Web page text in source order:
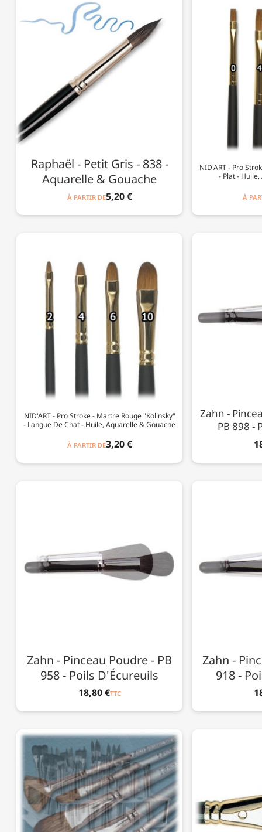
Raphaël - Petit Gris - 838 -
Aquarelle & Gouache
À PARTIR DE5,20 €
NID'ART - Pro
- Plat -
À
NID'ART - Pro Stroke - Martre Rouge "Kolinsky"
- Langue De Chat - Huile, Aquarelle & Gouache
À PARTIR DE3,20 €
Zahn -
PB 898 -
Zahn - Pinceau Poudre - PB
958 - Poils D'Écureuils
18,80 €TTC
Zahn -
918 -